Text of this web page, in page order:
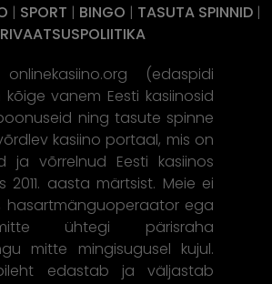
| SPORT | BINGO | TASUTA SPINNID|
(edaspidi
kõige vanem Eesti kasiinosid
ning tasute spinne
kasiino portaal, mis on
ja võrrelnud Eesti kasiinos
2011. aasta märtsist. Meie ei
hasartmänguoperaator ega
ühtegi pärisraha
mitte mingisugusel kujul.
edastab ja väljastab